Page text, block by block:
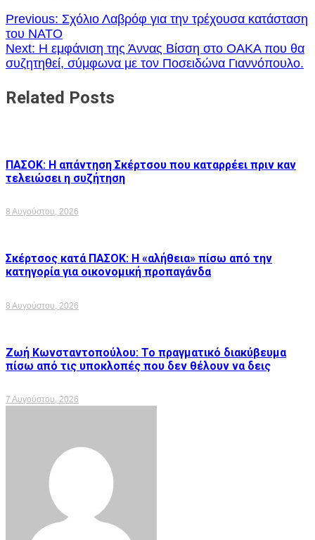
Πλοήγηση
άρθρων
Previous: Σχόλιο Λαβρόφ για την τρέχουσα κατάσταση
του ΝΑΤΟ
Next: Η εμφάνιση της Άννας Βίσση στο ΟΑΚΑ που θα
συζητηθεί, σύμφωνα με τον Ποσειδώνα Γιαννόπουλο.
Related Posts
ΠΑΣΟΚ: Η απάντηση Σκέρτσου που καταρρέει πριν καν
τελειώσει η συζήτηση
8 Αυγούστου, 2026
Σκέρτσος κατά ΠΑΣΟΚ: Η «αλήθεια» πίσω από την
κατηγορία για οικονομική προπαγάνδα
8 Αυγούστου, 2026
Ζωή Κωνσταντοπούλου: Το πραγματικό διακύβευμα
πίσω από τις υποκλοπές που δεν θέλουν να δεις
7 Αυγούστου, 2026